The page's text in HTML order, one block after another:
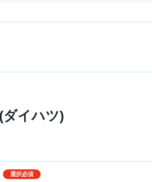
イハツ)
選択必須